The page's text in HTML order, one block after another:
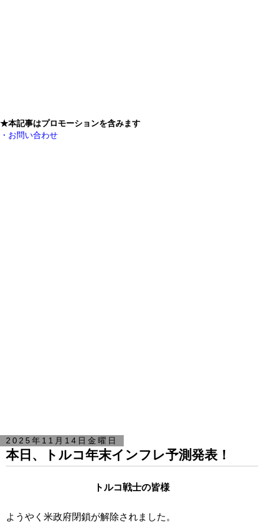
★本記事はプロモーションを含みます
・お問い合わせ
2025年11月14日金曜日
本日、トルコ年末インフレ予測発表！
トルコ戦士の皆様
ようやく米政府閉鎖が解除されました。